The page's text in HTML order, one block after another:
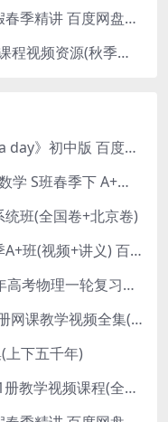
胡源2024届高考数学二轮寒假春季精讲 百度网盘分享
2022赵礼显高一数学必修一课程视频资源(秋季班 含讲义)百度网盘云
一天一个小故事《one story a day》初中版 百度网盘分享下载
初中数学 2024初一数学 朱韬数学 S班春季下 A+班春季下 百度云网盘
班(全国卷+北京卷)
杨萌物理2023初三物理上秋季A+班(视频+讲义) 百度网盘分享
2024赵玉峰高三物理课程24年高考物理一轮复习网课教程
沪科版(初三)九年级物理全一册网课教学视频全集(录播版 杜春雨 66讲)
上下五千年)
[胡金铭 Diana]新概念英语第1册教学视频课程(全集 百度网盘下载)